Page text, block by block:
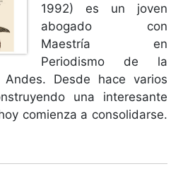
1992) es un joven
abogado con
Maestría en
Periodismo de la
Desde hace varios
una interesante
comienza a consolidarse.